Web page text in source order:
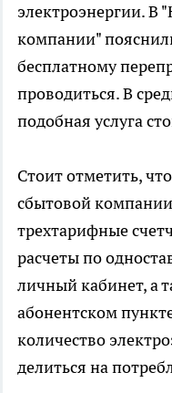
электроэнергии. В
компании"
бесплатному
проводиться. В
подобная услуга
Стоит отметить,
сбытовой
трехтарифные
расчеты по
личный кабинет, а
абонентском
количество
делиться на